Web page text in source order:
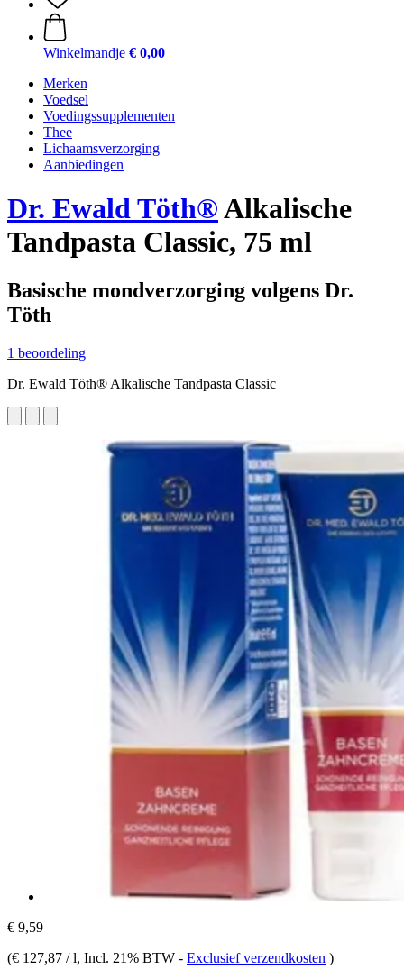
Winkelmandje € 0,00
Merken
Voedsel
Voedingssupplementen
Thee
Lichaamsverzorging
Aanbiedingen
Dr. Ewald Töth®Alkalische
Tandpasta Classic, 75 ml
Basische mondverzorging volgens Dr.
Töth
1 beoordeling
Dr. Ewald Töth® Alkalische Tandpasta Classic
€ 9,59
(€ 127,87 / l, Incl. 21% BTW - Exclusief verzendkosten )